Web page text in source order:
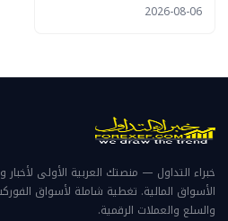
2026-08-06
خبراء التداول — منصتك العربية الأولى لأخبار
الأسواق المالية. تغطية شاملة لأسواق
والسلع والعملات الرقمية.